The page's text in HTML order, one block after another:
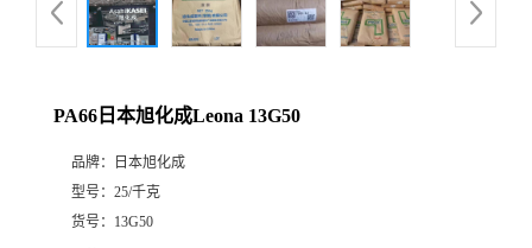
PA66日本旭化成Leona 13G50
品牌：
日本旭化成
型号： 25/千克
货号： 13G50